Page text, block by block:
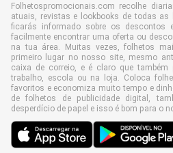
Folhetospromocionais.com recolhe
atuais, revistas e lookbooks de todas as
ficarás informado sobre os descontos
facilmente encontrar uma oferta ou
na tua área. Muitas vezes, folhetos
primeiro lugar no nosso site, mesmo
caixa de correio, e é claro que
trabalho, escola ou na loja. Coloca
favoritos e economiza muito tempo e
de folhetos de publicidade digital,
desperdício de papel e isso é bom para o